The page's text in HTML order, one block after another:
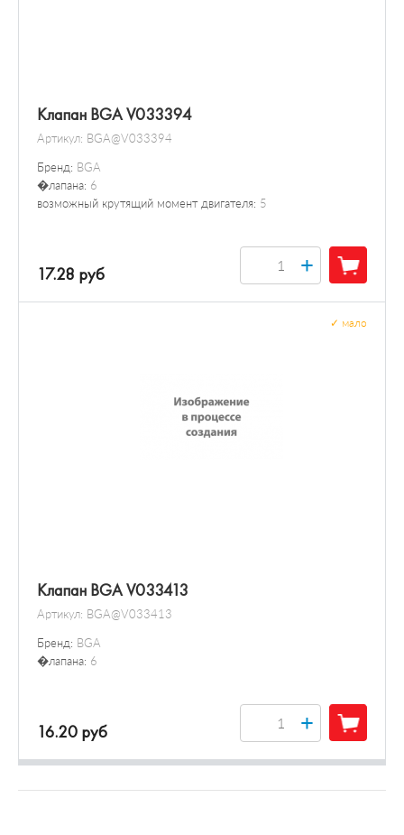
Клапан BGA V033394
Артикул: BGA@V033394
Бренд: BGA
�лапана: 6
возможный крутящий момент двигателя: 5
17.28 руб +
Клапан BGA V033413
Артикул: BGA@V033413
Бренд: BGA
�лапана: 6
мало
16.20 руб +